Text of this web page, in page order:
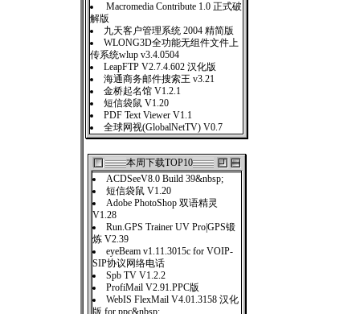
Macromedia Contribute 1.0 正式破
解版
九天客户管理系统 2004 精简版
WLONG3D全功能无组件文件上
传系统wlup v3.4.0504
LeapFTP V2.7.4.602 汉化版
海通商务邮件搜索王 v3.21
金桥起名馆 V1.2.1
短信袋鼠 V1.20
PDF Text Viewer V1.1
全球网视(GlobalNetTV) V0.7
本周下载TOP10
ACDSeeV8.0 Build 39&nbsp;
短信袋鼠 V1.20
Adobe PhotoShop 双语精灵
V1.28
Run.GPS Trainer UV Pro|GPS锻
炼 V2.39
eyeBeam v1.11.3015c for VOIP-
SIP协议网络电话
Spb TV V1.2.2
ProfiMail V2.91.PPC版
WebIS FlexMail V4.01.3158 汉化
版 for ppc&nbsp;